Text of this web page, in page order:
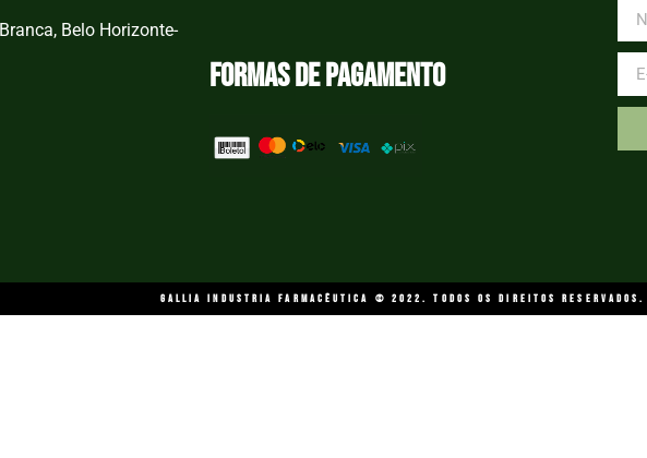
Belo Horizonte-
Formas de Pagamento
GALLIA INDUSTRIA FARMACÊUTICA © 2022. Todos os direitos reservados.